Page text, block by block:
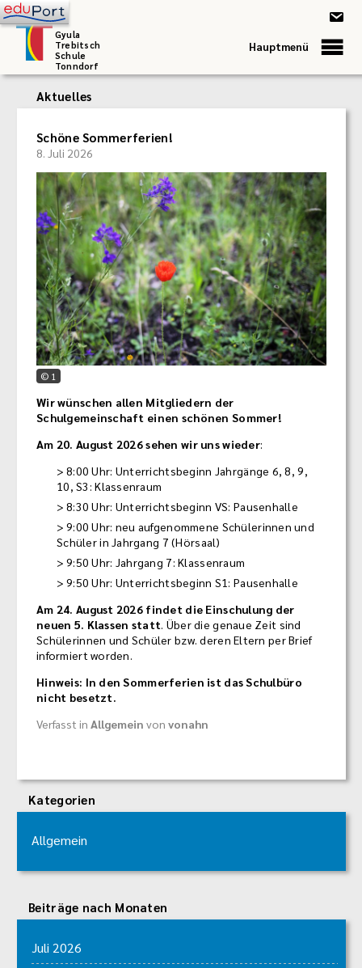
Gyula
Trebitsch
Schule
Tonndorf
Hauptmenü
Aktuelles
Schöne Sommerferien!
8. Juli 2026
© 1
Wir wünschen allen Mitgliedern der
Schulgemeinschaft einen schönen Sommer!
Am 20. August 2026 sehen wir uns wieder:
8:00 Uhr: Unterrichtsbeginn Jahrgänge 6, 8, 9,
10, S3: Klassenraum
8:30 Uhr: Unterrichtsbeginn VS: Pausenhalle
9:00 Uhr: neu aufgenommene Schülerinnen und
Schüler in Jahrgang 7 (Hörsaal)
9:50 Uhr: Jahrgang 7: Klassenraum
9:50 Uhr: Unterrichtsbeginn S1: Pausenhalle
Am 24. August 2026 findet die Einschulung der
neuen 5. Klassen statt. Über die genaue Zeit sind
Schülerinnen und Schüler bzw. deren Eltern per Brief
informiert worden.
Hinweis: In den Sommerferien ist das Schulbüro
nicht besetzt.
Verfasst in Allgemein von vonahn
Kategorien
Allgemein
Beiträge nach Monaten
Juli 2026